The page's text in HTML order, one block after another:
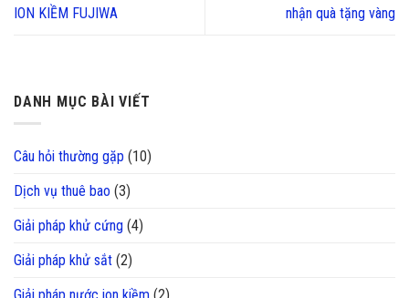
ION KIỀM FUJIWA
nhận quà tặng vàng
DANH MỤC BÀI VIẾT
Câu hỏi thường gặp (10)
Dịch vụ thuê bao (3)
Giải pháp khử cứng (4)
Giải pháp khử sắt (2)